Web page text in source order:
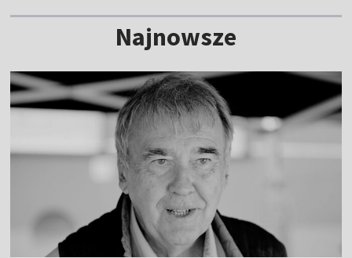
Najnowsze